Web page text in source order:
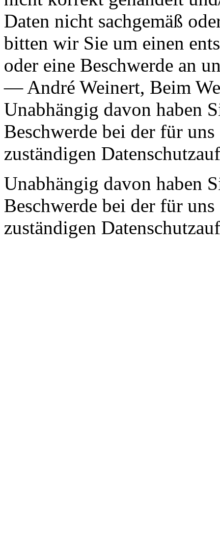
Daten nicht sachgemäß
bitten wir Sie um einen
oder eine Beschwerde an
— André Weinert, Beim
Unabhängig davon haben
Beschwerde bei der für
zuständigen
Unabhängig davon haben
Beschwerde bei der für
zuständigen